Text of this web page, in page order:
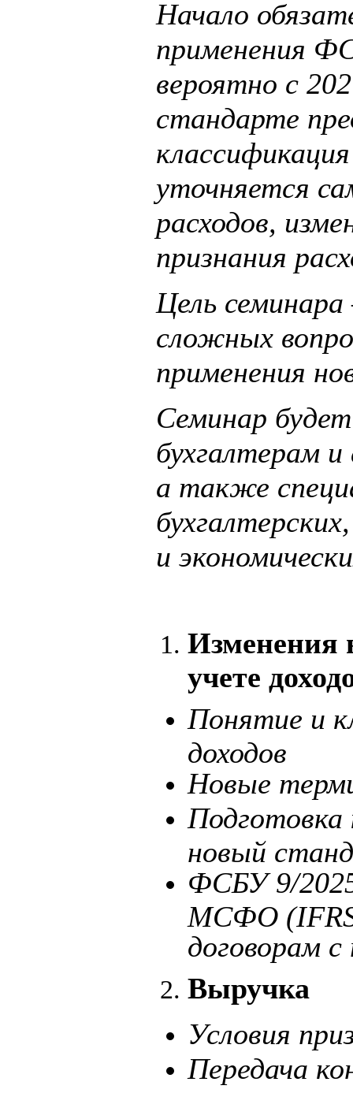
Начало
применения
вероятно с
стандарте
уточняется
расходов,
признания
Цель семинара
сложных
применения
Семинар
бухгалтерам
а также
и
Изменения
учете
Понятие и
доходов
Новые
Подготовка
новый
ФСБУ 9/
МСФО
договорам
Выручка
Условия
Передача